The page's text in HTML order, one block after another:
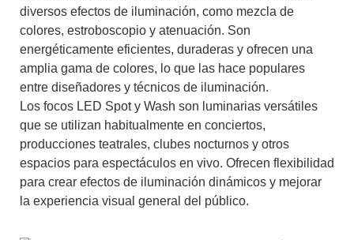
diversos efectos de iluminación, como mezcla de
colores, estroboscopio y atenuación. Son
energéticamente eficientes, duraderas y ofrecen una
amplia gama de colores, lo que las hace populares
entre diseñadores y técnicos de iluminación.
Los focos LED Spot y Wash son luminarias versátiles
que se utilizan habitualmente en conciertos,
producciones teatrales, clubes nocturnos y otros
espacios para espectáculos en vivo. Ofrecen flexibilidad
para crear efectos de iluminación dinámicos y mejorar
la experiencia visual general del público.